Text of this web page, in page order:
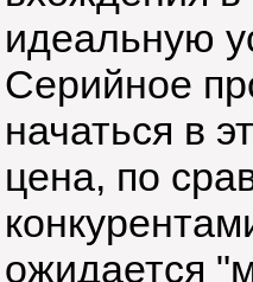
идеальную
Серийное
начаться в
цена, по
ожидается